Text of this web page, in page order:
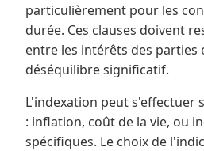
particulièrement pour les
durée. Ces clauses doivent
entre les intérêts des parties
déséquilibre significatif.
L'indexation peut s'effectuer
: inflation, coût de la vie, ou
spécifiques. Le choix de